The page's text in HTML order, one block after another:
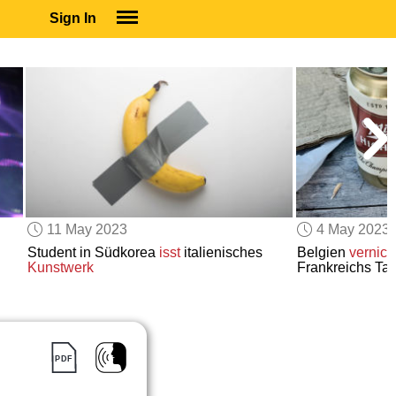
Sign In
SUBSCRIBE
EDUCATIONAL LICENSES
GIFT CARDS
OTHER LANGUAGES
ABOUT US
ALEXA
ADJUST COLORS
11 May 2023
Student in Südkorea isstitalienisches
Kunstwerk
4 May 2023
Belgien
Frankreichs